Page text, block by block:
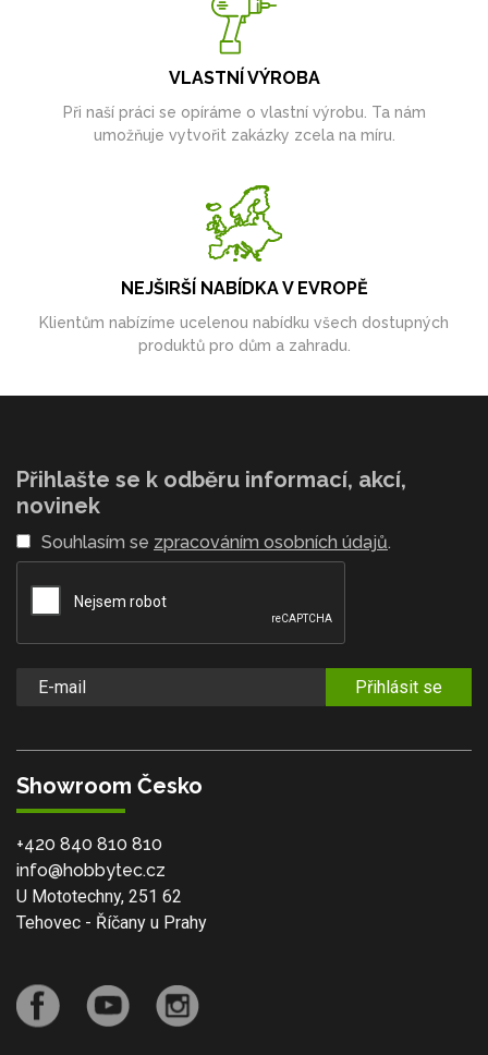
VLASTNÍ VÝROBA
Při naší práci se opíráme o vlastní výrobu. Ta nám
umožňuje vytvořit zakázky zcela na míru.
NEJŠIRŠÍ NABÍDKA V EVROPĚ
Klientům nabízíme ucelenou nabídku všech dostupných
produktů pro dům a zahradu.
Přihlašte se k odběru informací, akcí,
novinek
Souhlasím se zpracováním osobních údajů.
Přihlásit se
Showroom Česko
+420 840 810 810
info@hobbytec.cz
U Mototechny, 251 62
Tehovec - Říčany u Prahy